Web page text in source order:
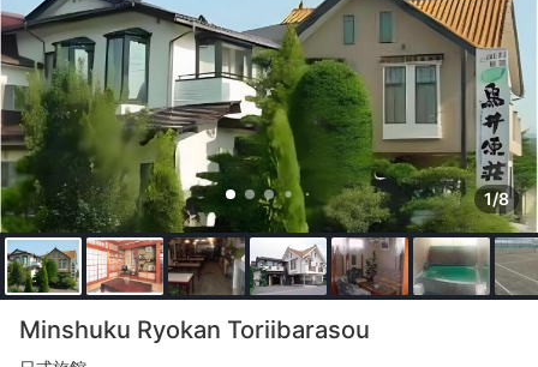
1/8
Minshuku Ryokan Toriibarasou